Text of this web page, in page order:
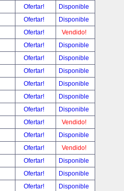
Ofertar!
Disponible
Ofertar!
Disponible
Ofertar!
Vendido!
Ofertar!
Disponible
Ofertar!
Disponible
Ofertar!
Disponible
Ofertar!
Disponible
Ofertar!
Disponible
Ofertar!
Disponible
Ofertar!
Vendido!
Ofertar!
Disponible
Ofertar!
Vendido!
Ofertar!
Disponible
Ofertar!
Disponible
Ofertar!
Disponible